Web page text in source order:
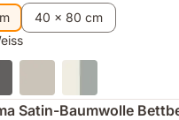
40 x 80 cm
Satin-Baumwolle